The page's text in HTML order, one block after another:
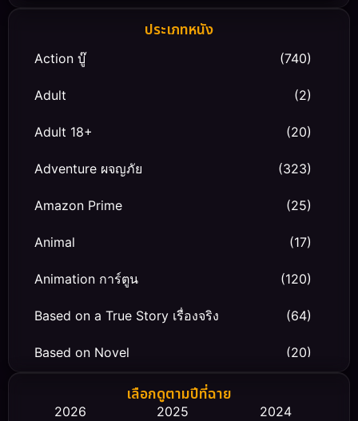
ประเภทหนัง
Action บู๊ (740)
Adult (2)
Adult 18+ (20)
Adventure ผจญภัย (323)
Amazon Prime (25)
Animal (17)
Animation การ์ตูน (120)
Based on a True Story เรื่องจริง (64)
Based on Novel (20)
Biography ชีวิตจริงเลือกดูตามปีที่ฉาย
2026 2025
2024